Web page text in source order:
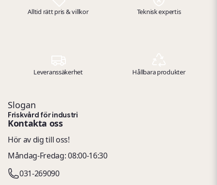
Alltid rätt pris & villkor Teknisk expertis
Leveranssäkerhet Hållbara produkter
Slogan
Friskvård för industri
Kontakta oss
Hör av dig till oss!
Måndag-Fredag: 08:00-16:30
031-269090